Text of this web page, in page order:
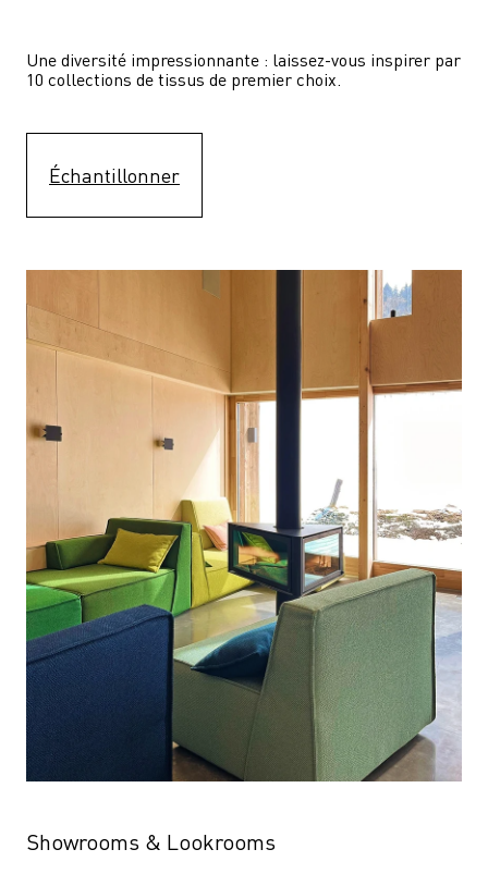
Une diversité impressionnante : laissez-vous inspirer par
10 collections de tissus de premier choix.
Échantillonner
Showrooms & Lookrooms